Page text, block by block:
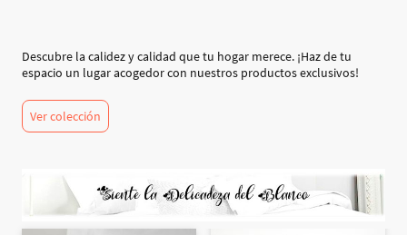
Descubre la calidez y calidad que tu hogar merece. ¡Haz de tu
espacio un lugar acogedor con nuestros productos exclusivos!
Ver colección